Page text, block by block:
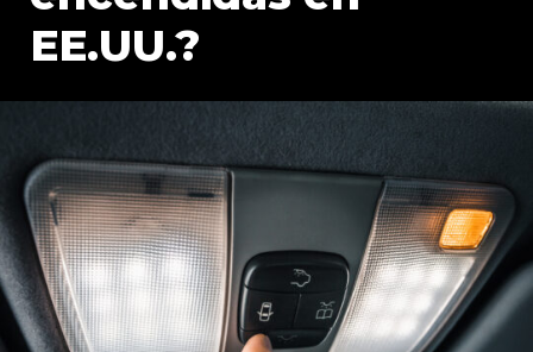
EE.UU.?